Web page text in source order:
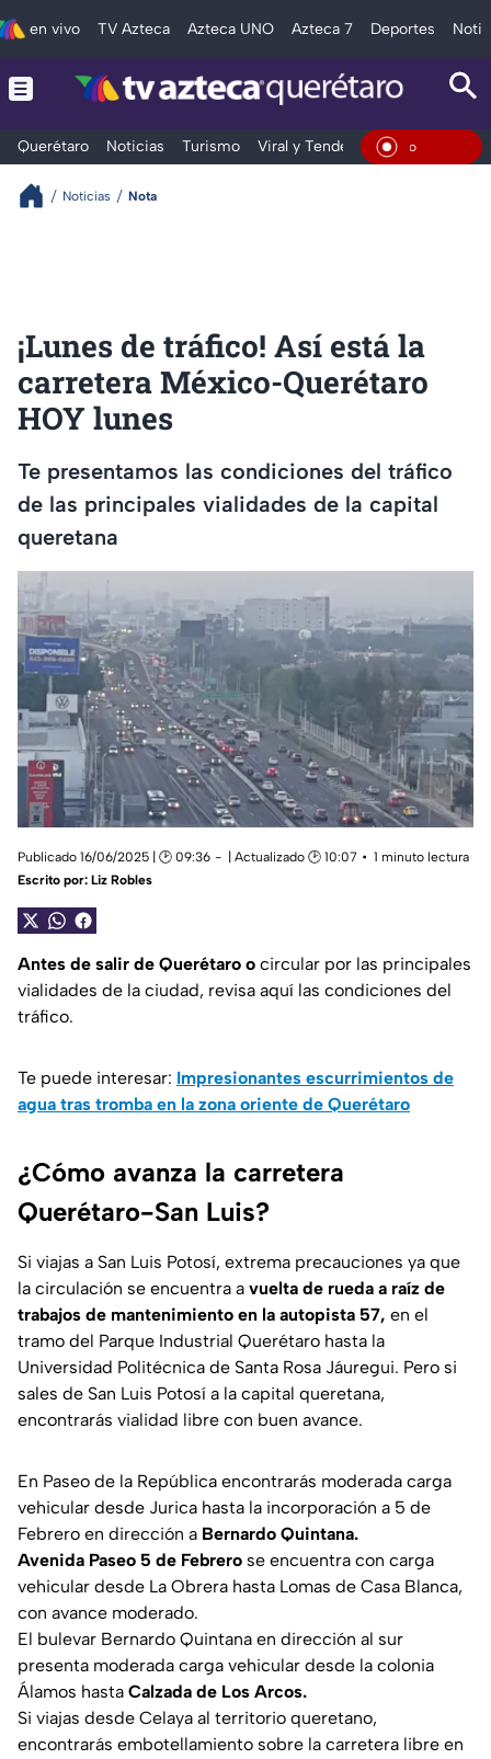
en vivo TV Azteca Azteca UNO Azteca 7 Deportes
Querétaro Noticias Turismo Viral y Tendencia Clima En Vivo
Noticias Nota
¡Lunes de tráfico! Así está la
carretera México-Querétaro
HOY lunes
Te presentamos las condiciones del tráfico
de las principales vialidades de la capital
queretana
Publicado 16/06/2025 | 🕑 09:36 | Actualizado 🕑 10:07
1 minuto lectura
Escrito por: Liz Robles
Antes de salir de Querétaro o circular por las principales
vialidades de la ciudad, revisa aquí las condiciones del
tráfico.
Te puede interesar: Impresionantes escurrimientos de
agua tras tromba en la zona oriente de Querétaro
¿Cómo avanza la carretera
Querétaro-San Luis?
Si viajas a San Luis Potosí, extrema precauciones ya que
la circulación se encuentra a vuelta de rueda a raíz de
trabajos de mantenimiento en la autopista 57, en el
tramo del Parque Industrial Querétaro hasta la
Universidad Politécnica de Santa Rosa Jáuregui. Pero si
sales de San Luis Potosí a la capital queretana,
encontrarás vialidad libre con buen avance.
En Paseo de la República encontrarás moderada carga
vehicular desde Jurica hasta la incorporación a 5 de
Febrero en dirección a Bernardo Quintana.
Avenida Paseo 5 de Febrero se encuentra con carga
vehicular desde La Obrera hasta Lomas de Casa Blanca,
con avance moderado.
El bulevar Bernardo Quintana en dirección al sur
presenta moderada carga vehicular desde la colonia
Álamos hasta Calzada de Los Arcos.
Si viajas desde Celaya al territorio queretano,
encontrarás embotellamiento sobre la carretera libre en